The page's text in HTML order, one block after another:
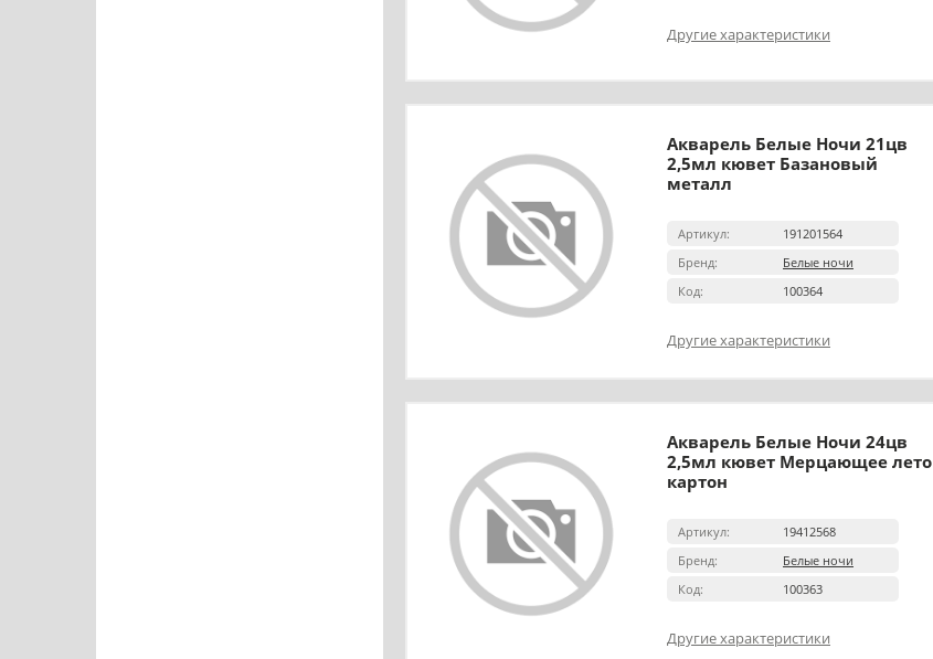
Другие характеристики
Акварель Белые Ночи 21цв
2,5мл кювет Базановый
металл
Артикул:
191201564
Бренд:
Белые ночи
Код:
100364
Другие характеристики
Акварель Белые Ночи 24цв
2,5мл кювет Мерцающее лето
картон
Артикул:
19412568
Бренд:
Белые ночи
Код:
100363
Другие характеристики